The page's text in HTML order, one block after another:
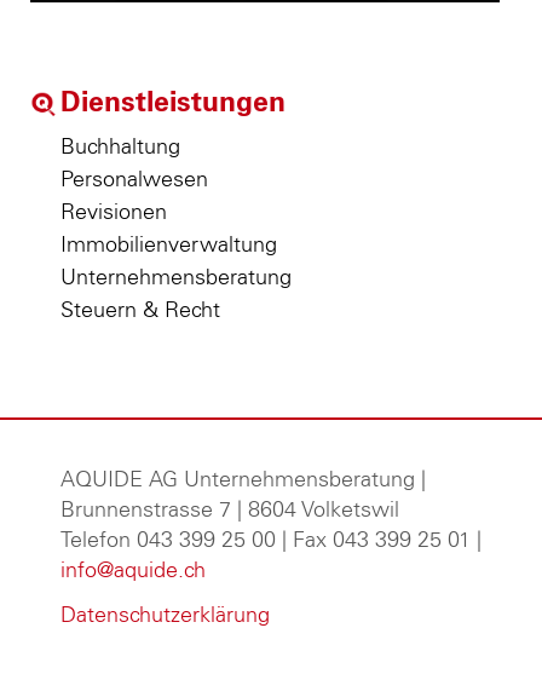
Dienstleistungen
Buchhaltung
Personalwesen
Revisionen
Immobilienverwaltung
Unternehmensberatung
Steuern & Recht
AQUIDE AG Unternehmensberatung
Brunnenstrasse 7 | 8604 Volketswil
Telefon 043 399 25 00 | Fax 043 399 25 01 |
info@aquide.ch
Datenschutzerklärung